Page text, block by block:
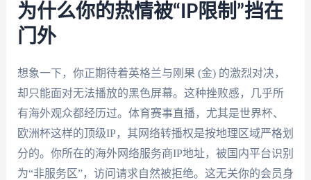
为什么你的热情被“IP限制”挡在
门外
想象一下，你正期待着英格兰与刚果 (金) 的激烈对决，
却只能面对无法播放的黑色屏幕。这种挫败感，几乎所
有海外观众都经历过。体育赛事直播，尤其是世界杯、
欧洲杯这样的顶级IP，其网络转播权是按地理区域严格划
分的。你所在的海外网络服务商IP地址，被国内平台识别
为“非服务区”，访问请求自然被拒绝。这无关你的会员身